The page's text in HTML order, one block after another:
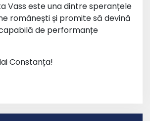
Vass este una dintre speranțele
românești și promite să devină
de performanțe
Constanța!